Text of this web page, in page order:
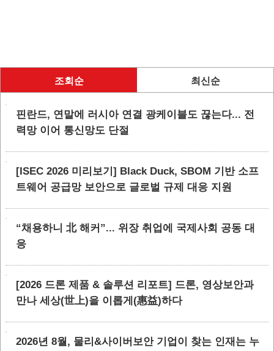
조회순 최신순
핀란드, 연말에 러시아 연결 광케이블도 끊는다... 전
력망 이어 통신망도 단절
[ISEC 2026 미리보기] Black Duck, SBOM 기반 소프
트웨어 공급망 보안으로 글로벌 규제 대응 지원
“채용하니 北 해커”... 위장 취업에 국제사회 공동 대
응
[2026 드론 제품 & 솔루션 리포트] 드론, 영상보안과
만나 세상(世上)을 이롭게(惠益)하다
2026년 8월, 물리&사이버보안 기업이 찾는 인재는 누